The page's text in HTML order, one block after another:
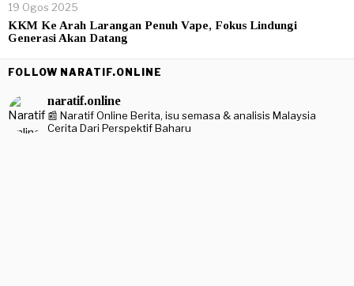
19 Ogos 2025
KKM Ke Arah Larangan Penuh Vape, Fokus Lindungi
Generasi Akan Datang
FOLLOW NARATIF.ONLINE
naratif.online
📰 Naratif Online Berita, isu semasa & analisis Malaysia
Cerita Dari Perspektif Baharu